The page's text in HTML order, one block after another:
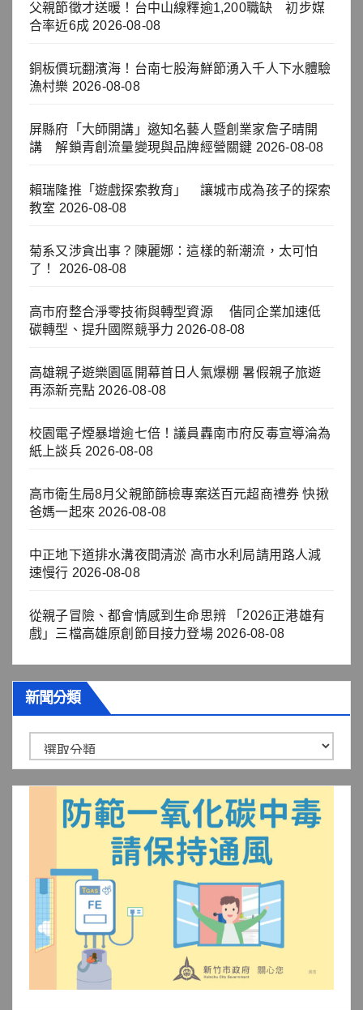
父親節徵才送暖！台中山線釋逾1,200職缺 初步媒
合率近6成 2026-08-08
銅板價玩翻濱海！台南七股海鮮節湧入千人下水體驗
漁村樂 2026-08-08
屏縣府「大師開講」邀知名藝人暨創業家詹子晴開
講 解鎖青創流量變現與品牌經營關鍵 2026-08-08
賴瑞隆推「遊戲探索教育」 讓城市成為孩子的探索
教室 2026-08-08
菊系又涉貪出事？陳麗娜：這樣的新潮流，太可怕
了！
2026-08-08
高市府整合淨零技術與轉型資源 偕同企業加速低
碳轉型、提升國際競爭力 2026-08-08
高雄親子遊樂園區開幕首日人氣爆棚 暑假親子旅遊
再添新亮點 2026-08-08
校園電子煙暴增逾七倍！議員轟南市府反毒宣導淪為
紙上談兵 2026-08-08
高市衛生局8月父親節篩檢專案送百元超商禮券 快揪
爸媽一起來 2026-08-08
中正地下道排水溝夜間清淤 高市水利局請用路人減
速慢行 2026-08-08
從親子冒險、都會情感到生命思辨 「2026正港雄有
戲」三檔高雄原創節目接力登場 2026-08-08
新聞分類
聞